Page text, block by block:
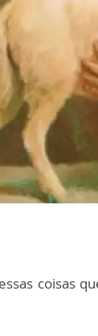
coisas